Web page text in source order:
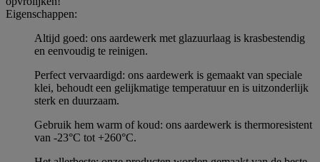
Eigenschappen:
Altijd goed: ons aardewerk met glazuurlaag is krasbestendig
en eenvoudig te reinigen.
Perfect vervaardigd: ons aardewerk is gemaakt van speciale
klei, behoudt een gelijkmatige temperatuur en is uitzonderlijk
sterk en duurzaam.
Gebruik hem warm of koud: ons aardewerk is thermoresistent
van -23°C tot +260°C.